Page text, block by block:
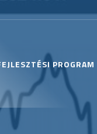
PROGRAM